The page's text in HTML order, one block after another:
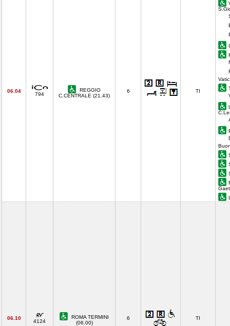
06.04
794
REGGIO
C.CENTRALE (21.43)
6 TI
06.10
4124
ROMA TERMINI
(06.00)
6 TI